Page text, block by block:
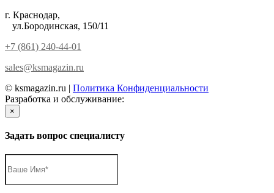
г. Краснодар,
ул.Бородинская, 150/11
+7 (861) 240-44-01
sales@ksmagazin.ru
© ksmagazin.ru | Политика Конфиденциальности
Разработка и обслуживание:
×
Задать вопрос специалисту